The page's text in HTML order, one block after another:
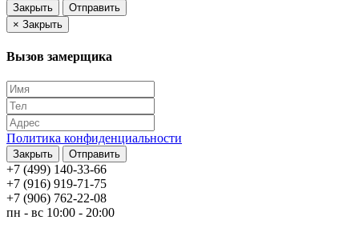
Закрыть
Отправить
× Закрыть
Вызов замерщика
Политика конфиденциальности
Закрыть Отправить
+7 (499) 140-33-66
+7 (916) 919-71-75
+7 (906) 762-22-08
пн - вс 10:00 - 20:00